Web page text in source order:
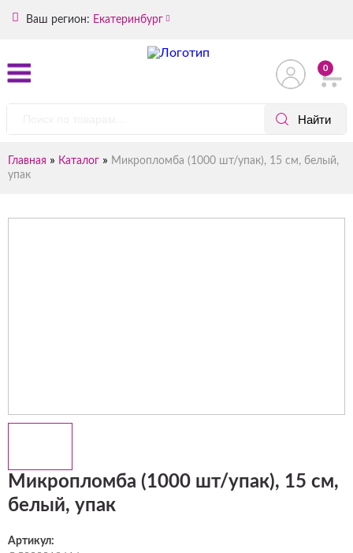
Ваш регион: Екатеринбург
0
Главная » Каталог » Микропломба (1000 шт/упак), 15 см, белый,
упак
Микропломба (1000 шт/упак), 15 см,
белый, упак
Артикул: